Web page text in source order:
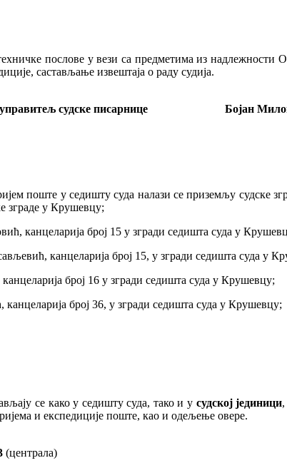
послове у вези са предметима из
састављање извештаја о раду судија.
управитељ судске писарнице Бојан
поште у седишту суда налази се приземљу судске
зграде у Крушевцу;
канцеларија број 15 у згради седишта суда у
канцеларија број 15, у згради седишта суда у
број 16 у згради седишта суда у Крушевцу;
број 36, у згради седишта суда у Крушевцу;
се како у седишту суда, тако и у судској јединици
и експедиције поште, као и одељење овере.
(централа)